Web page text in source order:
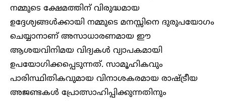
നമ്മുടെ ക്ഷേമത്തിന് വിരുദ്ധമായ
ഉദ്ദേശ്യങ്ങൾക്കായി നമ്മുടെ മനസ്സിനെ ദുരുപയോഗം
ചെയ്യാനാണ് അസാധാരണമായ ഈ
ആശയവിനിമയ വിദ്യകൾ വ്യാപകമായി
ഉപയോഗിക്കപ്പെടുന്നത്. സാമൂഹികവും
പാരിസ്ഥിതികവുമായ വിനാശകരമായ രാഷ്ട്രീയ
അജണ്ടകൾ പ്രോത്സാഹിപ്പിക്കുന്നതിനും